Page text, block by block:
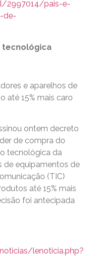
2997014/pais-e-
de-
tecnológica
e aparelhos de
até 15% mais caro
ontem decreto
de compra do
tecnológica da
de equipamentos de
(TIC)
até 15% mais
foi antecipada
lenoticia.php?